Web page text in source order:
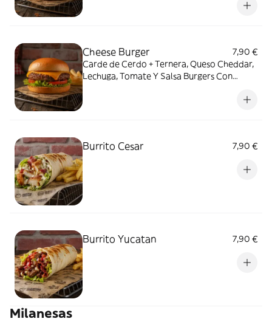
Cheese Burger
7,90 €
Carde de Cerdo + Ternera, Queso Cheddar,
Lechuga, Tomate Y Salsa Burgers Con
Burrito Cesar 7,90 €
Burrito Yucatan 7,90 €
Milanesas